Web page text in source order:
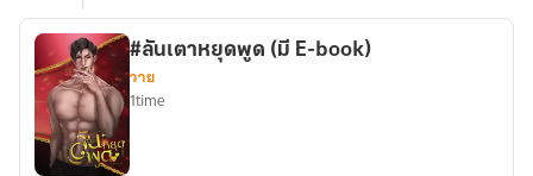
#ลันเตาหยุดพูด (มี E-book)
วาย
1time